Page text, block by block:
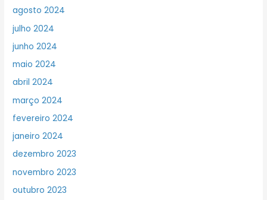
agosto 2024
julho 2024
junho 2024
maio 2024
abril 2024
março 2024
fevereiro 2024
janeiro 2024
dezembro 2023
novembro 2023
outubro 2023